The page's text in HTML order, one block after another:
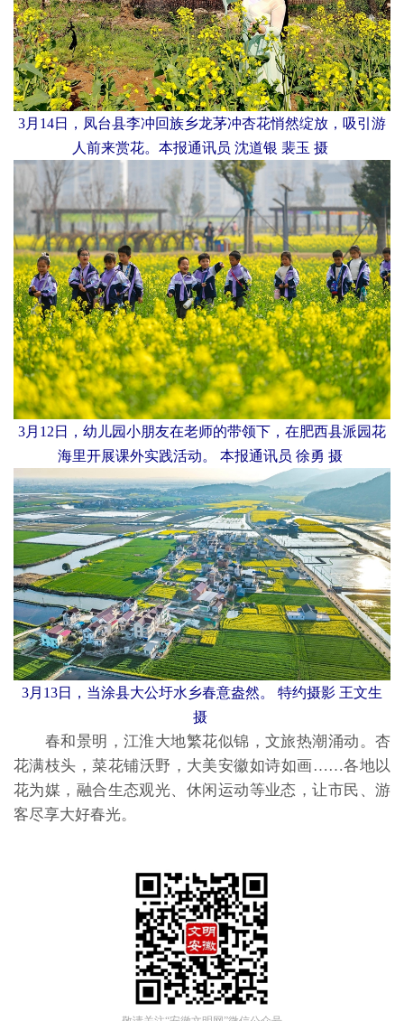
3月14日，凤台县李冲回族乡龙茅冲杏花悄然绽放，吸引游
人前来赏花。本报通讯员 沈道银 裴玉 摄
3月12日，幼儿园小朋友在老师的带领下，在肥西县派园花
海里开展课外实践活动。 本报通讯员 徐勇 摄
3月13日，当涂县大公圩水乡春意盎然。 特约摄影 王文生
摄
春和景明，江淮大地繁花似锦，文旅热潮涌动。杏
花满枝头，菜花铺沃野，大美安徽如诗如画……各地以
花为媒，融合生态观光、休闲运动等业态，让市民、游
客尽享大好春光。